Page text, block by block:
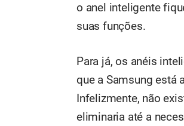
o anel inteligente
suas funções.
Para já, os anéis
que a Samsung está
Infelizmente, não
eliminaria até a